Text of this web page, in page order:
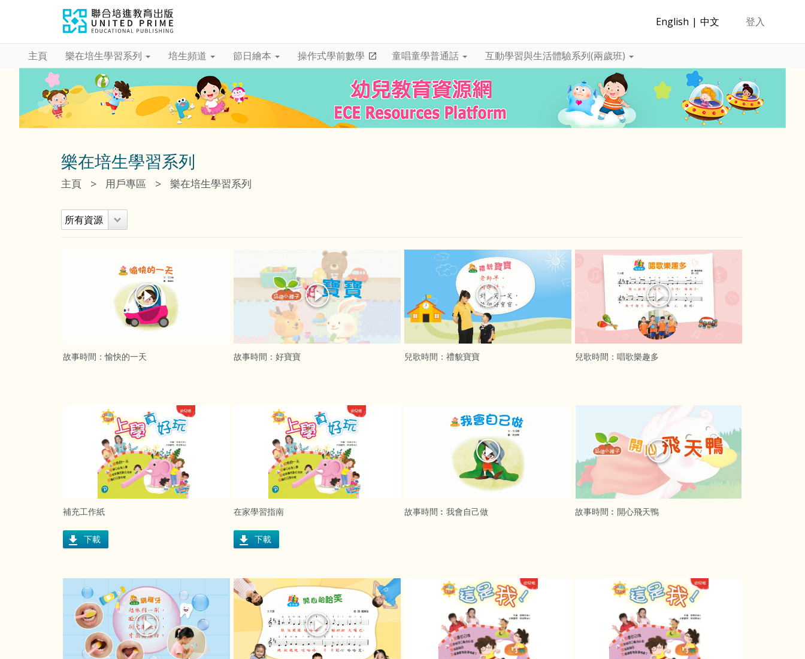
English 中文 登入
主頁 樂在培生學習系列 培生頻道 節日繪本 操作式學前數學 童唱童學普通話 互動學習與生活體驗系列(兩歲班)
樂在培生學習系列
主頁 > 用戶專區 > 樂在培生學習系列
故事時間：愉快的一天 故事時間：好寶寶 兒歌時間：禮貌寶寶 兒歌時間：唱歌樂趣多
補充工作紙
下載
在家學習指南
下載
故事時間︰我會自己做 故事時間︰開心飛天鴨